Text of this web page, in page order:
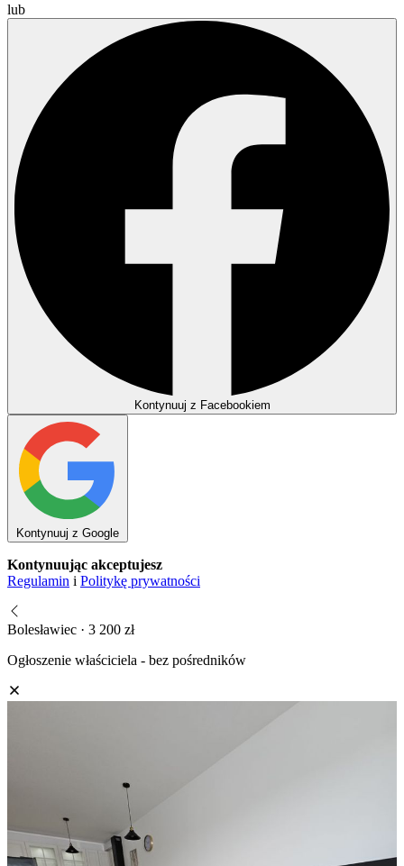
lub
Kontynuuj z Facebookiem
Kontynuuj z Google
Kontynuując akceptujesz
Regulamin i Politykę prywatności
Bolesławiec · 3 200 zł
Ogłoszenie właściciela - bez pośredników